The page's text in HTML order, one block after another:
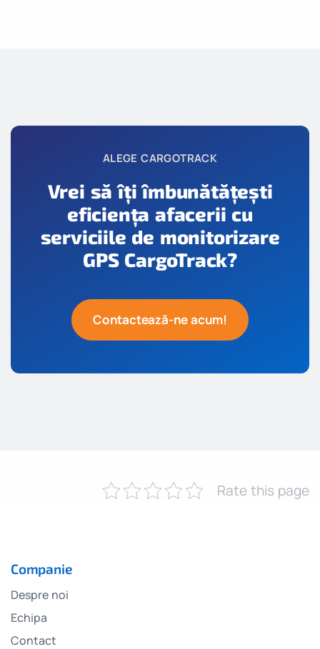
ALEGE CARGOTRACK
Vrei să îți îmbunătățești
eficiența afacerii cu
serviciile de monitorizare
GPS CargoTrack?
Contactează-ne acum!
Rate this page
Companie
Despre noi
Echipa
Contact